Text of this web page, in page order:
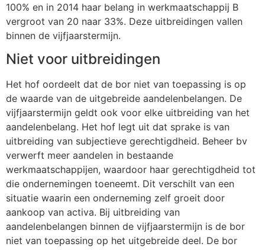
100% en in 2014 haar belang in werkmaatschappij B
vergroot van 20 naar 33%. Deze uitbreidingen vallen
binnen de vijfjaarstermijn.
Niet voor uitbreidingen
Het hof oordeelt dat de bor niet van toepassing is op
de waarde van de uitgebreide aandelenbelangen. De
vijfjaarstermijn geldt ook voor elke uitbreiding van het
aandelenbelang. Het hof legt uit dat sprake is van
uitbreiding van subjectieve gerechtigdheid. Beheer bv
verwerft meer aandelen in bestaande
werkmaatschappijen, waardoor haar gerechtigdheid tot
die ondernemingen toeneemt. Dit verschilt van een
situatie waarin een onderneming zelf groeit door
aankoop van activa. Bij uitbreiding van
aandelenbelangen binnen de vijfjaarstermijn is de bor
niet van toepassing op het uitgebreide deel. De bor